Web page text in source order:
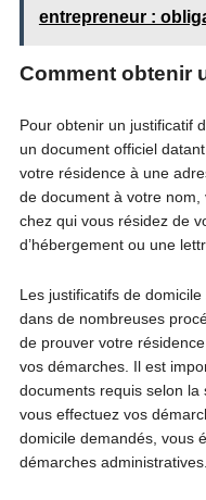
entrepreneur :
Comment obtenir
Pour obtenir un justificatif
un document officiel
votre résidence à une
de document à votre
chez qui vous résidez de
d’hébergement ou une
Les justificatifs de
dans de nombreuses
de prouver votre
vos démarches. Il est
documents requis selon la
vous effectuez vos
domicile demandés, vous
démarches administratives.